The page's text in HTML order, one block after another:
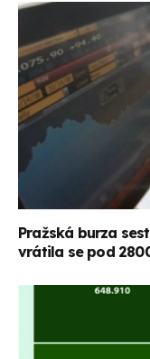
Pražská burza
vrátila se pod